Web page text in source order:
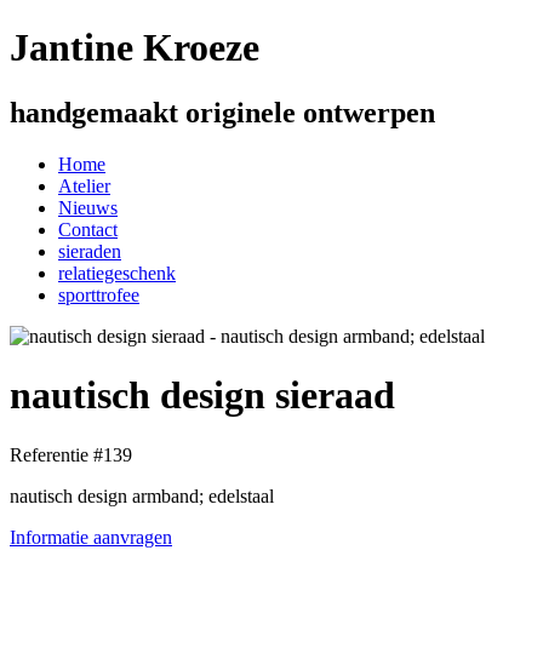
Jantine Kroeze
handgemaakt originele ontwerpen
Home
Atelier
Nieuws
Contact
sieraden
relatiegeschenk
sporttrofee
nautisch design sieraad
Referentie #139
nautisch design armband; edelstaal
Informatie aanvragen